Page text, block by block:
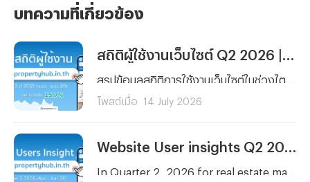
บทความที่เกี่ยวข้อง
โพสต์เมื่อ 14 July 2026